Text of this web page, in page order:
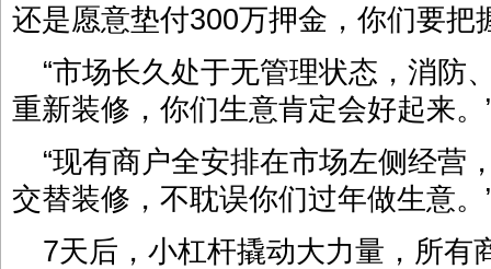
还是愿意垫付300万押金，你们要把
“市场长久处于无管理状态，消防
重新装修，你们生意肯定会好起来。
“现有商户全安排在市场左侧经营
交替装修，不耽误你们过年做生意。
7天后，小杠杆撬动大力量，所有